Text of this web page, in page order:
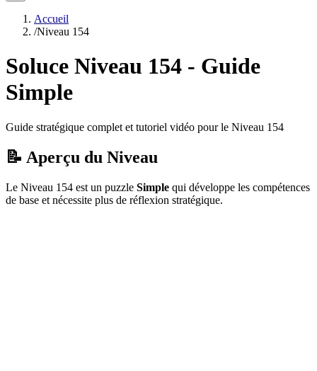
Accueil
/Niveau 154
Soluce Niveau 154 - Guide
Simple
Guide stratégique complet et tutoriel vidéo pour le Niveau 154
📝 Aperçu du Niveau
Le Niveau 154 est un puzzle Simple qui développe les compétences
de base et nécessite plus de réflexion stratégique.